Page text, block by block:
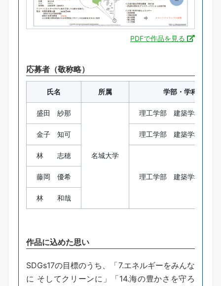
PDFで作品を見る
応募者（敬称略）
氏名 所属 学部・学科
盛田 紗那
名城大学
理工学部 建築学科
金子 知可 理工学部 建築学科 修
林 志穂
理工学部 建築学科
藤岡 優希
林 和哉
作品に込めた思い
SDGs17の目標のうち、「7.エネルギーをみんな
に そしてクリーンに」「14.海の豊かさを守ろ